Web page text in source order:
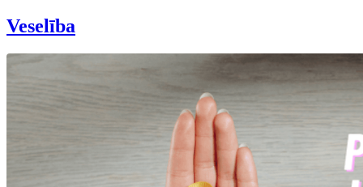
Veselība